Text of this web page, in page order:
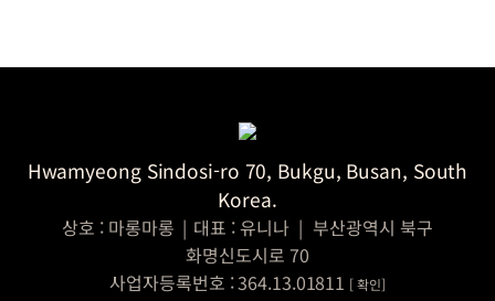
Hwamyeong Sindosi-ro 70, Bukgu, Busan, South
Korea.
상호 : 마롱마롱 | 대표 : 유니나 | 부산광역시 북구
화명신도시로 70
사업자등록번호 : 364.13.01811 [확인]